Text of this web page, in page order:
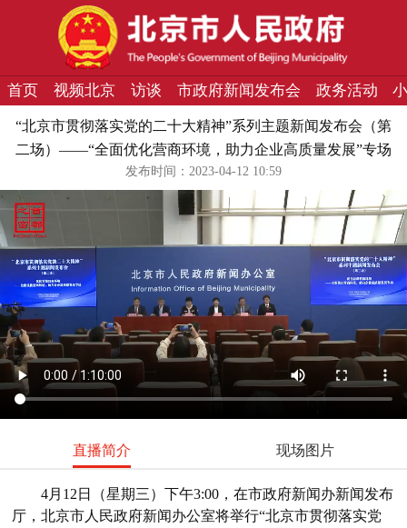
首页 视频北京 访谈 市政府新闻发布会 政务活动
“北京市贯彻落实党的二十大精神”系列主题新闻发布会（第
二场）——“全面优化营商环境，助力企业高质量发展”专场
发布时间：2023-04-12 10:59
直播简介 现场图片
4月12日（星期三）下午3:00，在市政府新闻办新闻发布
厅，北京市人民政府新闻办公室将举行“北京市贯彻落实党